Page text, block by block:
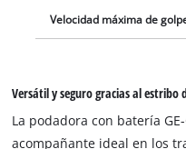
Velocidad máxima de
Versátil y seguro gracias al estribo
La podadora con batería
acompañante ideal en los